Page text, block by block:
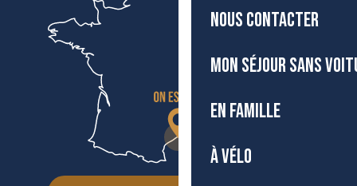
NOUS CONTACTER
MON SÉJOUR SANS
EN FAMILLE
À VÉLO